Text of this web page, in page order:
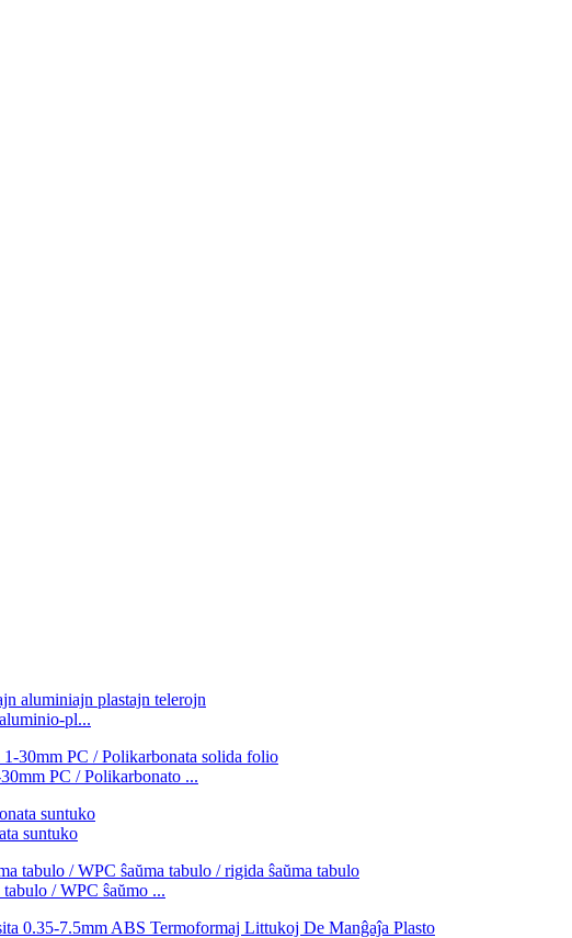
pl...
PC / Polikarbonato ...
suntuko
/ WPC ŝaŭmo ...